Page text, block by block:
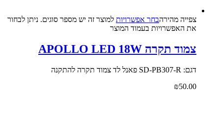
צפייה‬ ‫מהירה‬בחר אפשרויות למוצר זה יש מספר סוגים. ניתן לבחור
את האפשרויות בעמוד המוצר
צמוד תקרה APOLLO LED 18W
דגם: SD-PB307-R פאנל לד צמוד תקרה להתקנה
₪50.00